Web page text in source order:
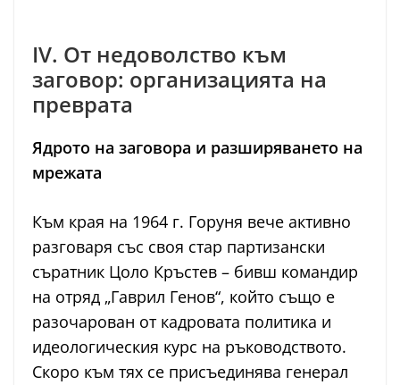
IV. От недоволство към
заговор: организацията на
преврата
Ядрото на заговора и разширяването на
мрежата
Към края на 1964 г. Горуня вече активно
разговаря със своя стар партизански
съратник Цоло Кръстев – бивш командир
на отряд „Гаврил Генов“, който също е
разочарован от кадровата политика и
идеологическия курс на ръководството.
Скоро към тях се присъединява генерал